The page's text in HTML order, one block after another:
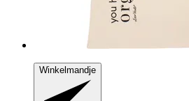
Winkelmandje